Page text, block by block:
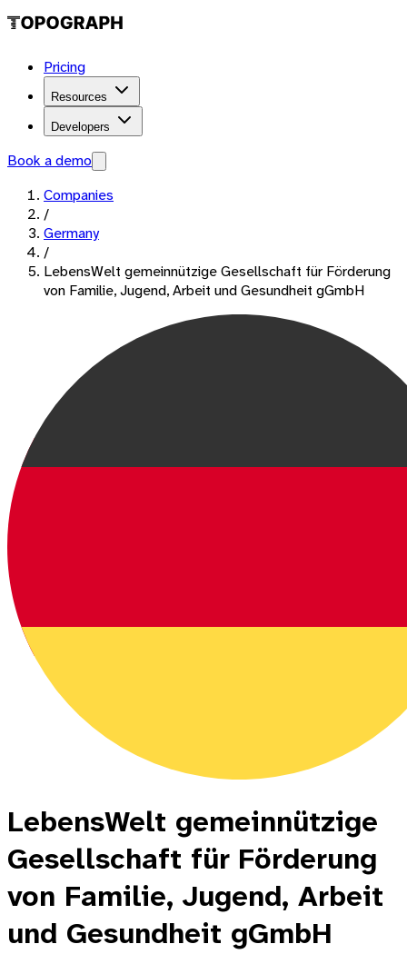
Pricing
Resources
Developers
Book a demo
Companies
/
Germany
/
LebensWelt gemeinnützige Gesellschaft für Förderung
von Familie, Jugend, Arbeit und Gesundheit gGmbH
LebensWelt gemeinnützige
Gesellschaft für Förderung
von Familie, Jugend, Arbeit
und Gesundheit gGmbH